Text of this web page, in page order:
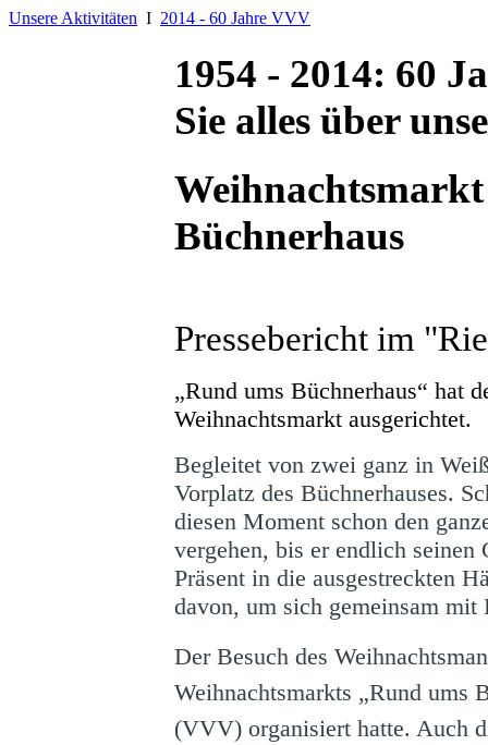
Unsere Aktivitäten Ι 2014 - 60 Jahre VVV
1954 - 2014: 60
Sie alles über
Büchnerhaus
Pressebericht im
„Rund ums Büchnerhaus“ hat
Weihnachtsmarkt ausgerichtet.
Begleitet von zwei ganz in
Vorplatz des Büchnerhauses.
diesen Moment schon den
vergehen, bis er endlich
Präsent in die ausgestreckten
davon, um sich gemeinsam mit
Der Besuch des
Weihnachtsmarkts „Rund ums
(VVV) organisiert hatte. Auch